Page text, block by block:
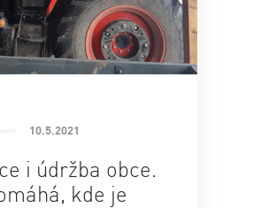
10.5.2021
i údržba obce.
kde je